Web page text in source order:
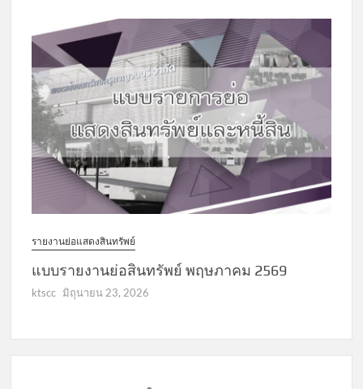
รายงานย่อแสดงสินทรัพย์
แบบรายงานย่อสินทรัพย์ พฤษภาคม 2569
ktscc มิถุนายน 23, 2026